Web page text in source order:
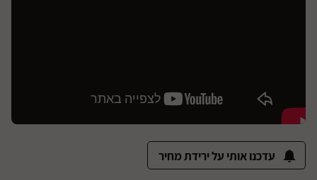
עדכנו אותי על ירידת מחיר